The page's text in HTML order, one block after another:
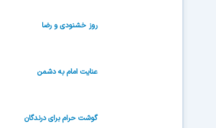
روز خشنودى و رضا
عنایت امام به دشمن
گوشت حرام برای درندگان